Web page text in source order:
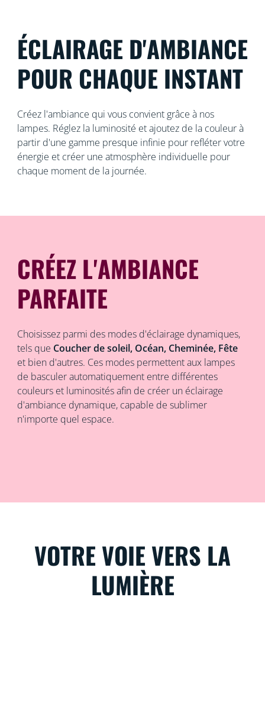
ÉCLAIRAGE D'AMBIANCE
POUR CHAQUE INSTANT
Créez l'ambiance qui vous convient grâce à nos
lampes. Réglez la luminosité et ajoutez de la couleur à
partir d'une gamme presque infinie pour refléter votre
énergie et créer une atmosphère individuelle pour
chaque moment de la journée.
CRÉEZ L'AMBIANCE
PARFAITE
Choisissez parmi des modes d'éclairage dynamiques,
tels que Coucher de soleil, Océan, Cheminée, Fête
et bien d'autres. Ces modes permettent aux lampes
de basculer automatiquement entre différentes
couleurs et luminosités afin de créer un éclairage
d'ambiance dynamique, capable de sublimer
n'importe quel espace.
VOTRE VOIE VERS LA
LUMIÈRE